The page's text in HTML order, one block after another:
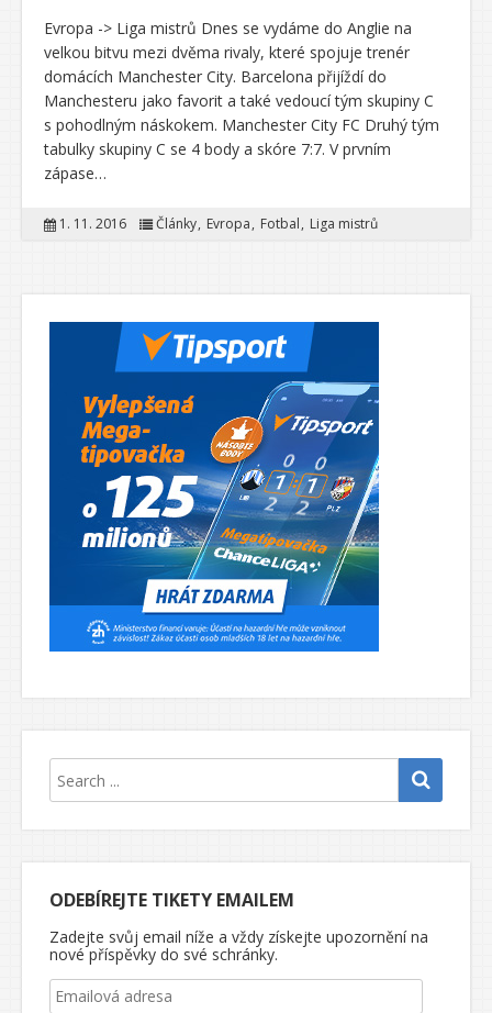
Evropa -> Liga mistrů Dnes se vydáme do Anglie na
velkou bitvu mezi dvěma rivaly, které spojuje trenér
domácích Manchester City. Barcelona přijíždí do
Manchesteru jako favorit a také vedoucí tým skupiny C
s pohodlným náskokem. Manchester City FC Druhý tým
tabulky skupiny C se 4 body a skóre 7:7. V prvním
zápase…
1. 11. 2016 Články Evropa Fotbal Liga mistrů
ODEBÍREJTE TIKETY EMAILEM
Zadejte svůj email níže a vždy získejte upozornění na
nové příspěvky do své schránky.
Emailová adresa